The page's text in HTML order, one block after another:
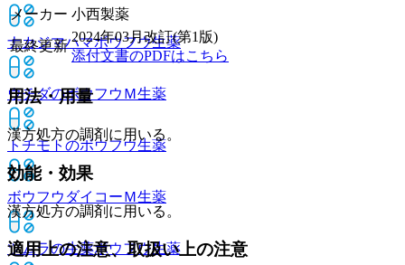
ナカジマハマボウフウ生薬
ウチダのボウフウＭ生薬
トチモトのボウフウ生薬
ボウフウダイコーＭ生薬
ツムラの生薬ボウフウ生薬
メーカー 小西製薬
最終更新
2024年03月改訂(第1版)
添付文書のPDFはこちら
用法・用量
漢方処方の調剤に用いる。
効能・効果
漢方処方の調剤に用いる。
適用上の注意、取扱い上の注意